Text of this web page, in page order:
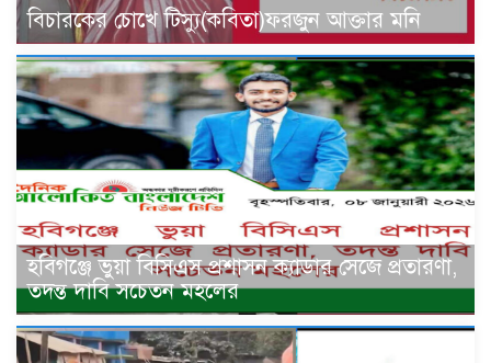
বিচারকের চোখে টিস্যু(কবিতা)ফরজুন আক্তার মনি
হবিগঞ্জে ভুয়া বিসিএস প্রশাসন ক্যাডার সেজে প্রতারণা,
তদন্ত দাবি সচেতন মহলের